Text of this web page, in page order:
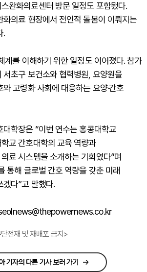
완화의료센터 방문 일정도 포함됐다.
화의료 현장에서 전인적 돌봄이 이뤄지는
.
계를 이해하기 위한 일정도 이어졌다. 참가
서초구 보건소와 협력병원, 요양원을
고령화 사회에 대응하는 요양·간호
대학장은 “이번 연수는 홍콩대학교
교 간호대학의 교육 역량과
료 시스템을 소개하는 기회였다”며
통해 글로벌 간호 역량을 갖춘 미래
다”고 말했다.
전재 및 재배포 금지>
기자의 다른 기사 보러 가기